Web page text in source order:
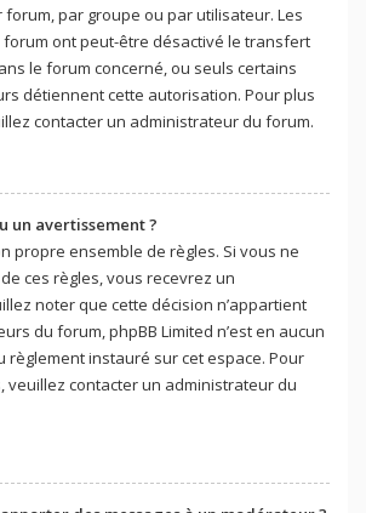
par groupe ou par utilisateur. Les
ont peut-être désactivé le transfert
le forum concerné, ou seuls certains
détiennent cette autorisation. Pour plus
contacter un administrateur du forum.
un avertissement ?
propre ensemble de règles. Si vous ne
ces règles, vous recevrez un
noter que cette décision n’appartient
du forum, phpBB Limited n’est en aucun
règlement instauré sur cet espace. Pour
veuillez contacter un administrateur du